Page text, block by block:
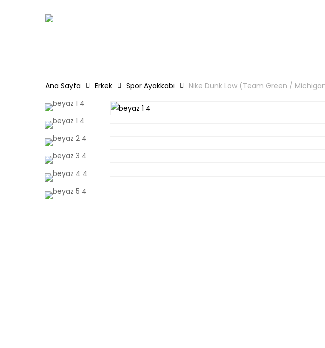
Hit enter to search or ESC to close
Ana Sayfa Erkek Spor Ayakkabı Nike Dunk Low (Team Green /